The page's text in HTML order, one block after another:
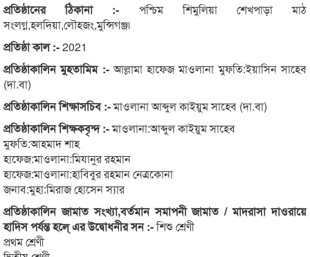
প্রতিষ্ঠানের ঠিকানা :- পশ্চিম শিমুলিয়া শেখপাড়া মাঠ
সংলগ্ন,হলদিয়া,লৌহজং,মুন্সিগঞ্জ৷
প্রতিষ্ঠা কাল :-2021
প্রতিষ্ঠাকালিন মুহতামিম :-আল্লামা হাফেজ মাওলানা মুফতি:ইয়াসিন সাহেব
(দা.বা)
প্রতিষ্ঠাকালিন শিক্ষাসচিব :-মাওলানা আব্দুল কাইয়ুম সাহেব (দা.বা)
প্রতিষ্ঠাকালিন শিক্ষকবৃন্দ :-মাওলানা:আব্দুল কাইয়ুম সাহেব
মুফতি:আহমাদ শাহ
হাফেজ:মাওলানা:মিযানুর রহমান
হাফেজ:মাওলানা:হাবিবুর রহমান নেত্রকোনা
জনাব:মুহা:মিরাজ হোসেন স্যার
প্রতিষ্ঠাকালিন জামাত সংখ্যা,বর্তমান সমাপনী জামাত / মাদরাসা দাওরায়ে
হাদিস পর্যন্ত হলে্ এর উদ্বোধনীর সন :-শিশু শ্রেণী
প্রথম শ্রেণী